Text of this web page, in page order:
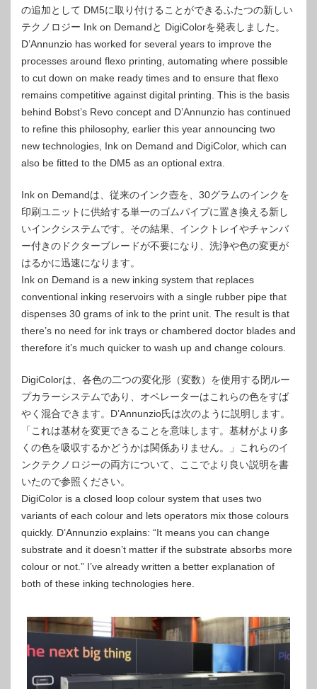
の追加として DM5に取り付けることができるふたつの新しい
テクノロジー Ink on Demandと DigiColorを発表しました。
D’Annunzio has worked for several years to improve the
processes around flexo printing, automating where possible
to cut down on make ready times and to ensure that flexo
remains competitive against digital printing. This is the basis
behind Bobst’s Revo concept and D’Annunzio has continued
to refine this philosophy, earlier this year announcing two
new technologies, Ink on Demand and DigiColor, which can
also be fitted to the DM5 as an optional extra.
Ink on Demandは、従来のインク壺を、30グラムのインクを
印刷ユニットに供給する単一のゴムパイプに置き換える新し
いインクシステムです。その結果、インクトレイやチャンバ
ー付きのドクターブレードが不要になり、洗浄や色の変更が
はるかに迅速になります。
Ink on Demand is a new inking system that replaces
conventional inking reservoirs with a single rubber pipe that
dispenses 30 grams of ink to the print unit. The result is that
there’s no need for ink trays or chambered doctor blades and
therefore it’s much quicker to wash up and change colours.
DigiColorは、各色の二つの変化形（変数）を使用する閉ルー
プカラーシステムであり、オペレーターはこれらの色をすば
やく混合できます。D’Annunzio氏は次のように説明します。
「これは基材を変更できることを意味します。基材がより多
くの色を吸収するかどうかは関係ありません。」これらのイ
ンクテクノロジーの両方について、 ここでより良い説明を書
いたので参照ください。
DigiColor is a closed loop colour system that uses two
variants of each colour and lets operators mix those colours
quickly. D’Annunzio explains: “It means you can change
substrate and it doesn’t matter if the substrate absorbs more
colour or not.” I’ve already written a better explanation of
both of these inking technologies here.